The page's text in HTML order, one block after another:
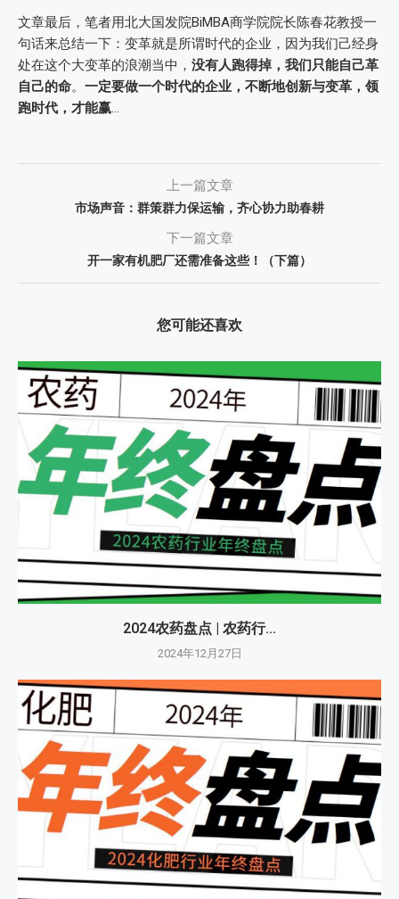
文章最后，笔者用北大国发院BiMBA商学院院长陈春花教授一
句话来总结一下：变革就是所谓时代的企业，因为我们己经身
处在这个大变革的浪潮当中， 没有人跑得掉，我们只能自己革
自己的命。 一定要做一个时代的企业，不断地创新与变革，领
跑时代，才能赢
上一篇文章
市场声音：群策群力保运输，齐心协力助春耕
下一篇文章
开一家有机肥厂还需准备这些！（下篇）
您可能还喜欢
2024农药盘点 | 农药行...
2024年12月27日